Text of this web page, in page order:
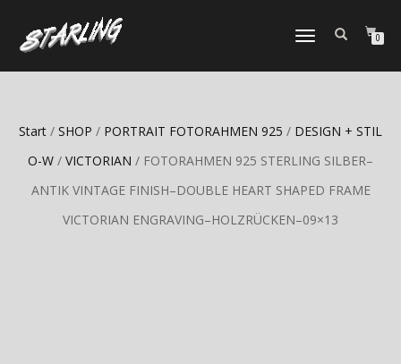
TOGGLE
0
Start / SHOP / PORTRAIT FOTORAHMEN 925 / DESIGN + STIL
O-W / VICTORIAN / FOTORAHMEN 925 STERLING SILBER–
ANTIK VINTAGE FINISH–DOUBLE HEART SHAPED FRAME
VICTORIAN ENGRAVING–HOLZRÜCKEN–09×13